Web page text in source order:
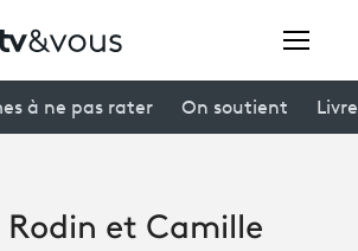
à ne pas rater On soutient
et Camille